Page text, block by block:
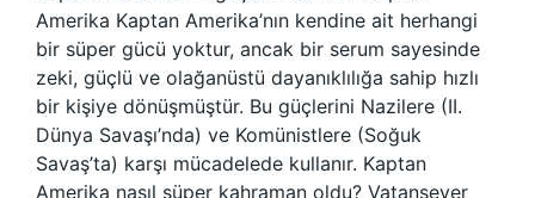
Amerika Kaptan Amerika’nın kendine ait herhangi
bir süper gücü yoktur, ancak bir serum sayesinde
zeki, güçlü ve olağanüstü dayanıklılığa sahip hızlı
bir kişiye dönüşmüştür. Bu güçlerini Nazilere (II.
Dünya Savaşı’nda) ve Komünistlere (Soğuk
Savaş’ta) karşı mücadelede kullanır. Kaptan
Amerika nasıl süper kahraman oldu? Vatansever